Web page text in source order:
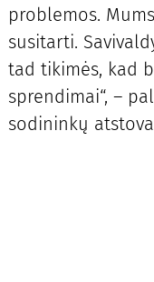
problemos.
susitarti.
tad tikimės, kad
sprendimai“, –
sodininkų